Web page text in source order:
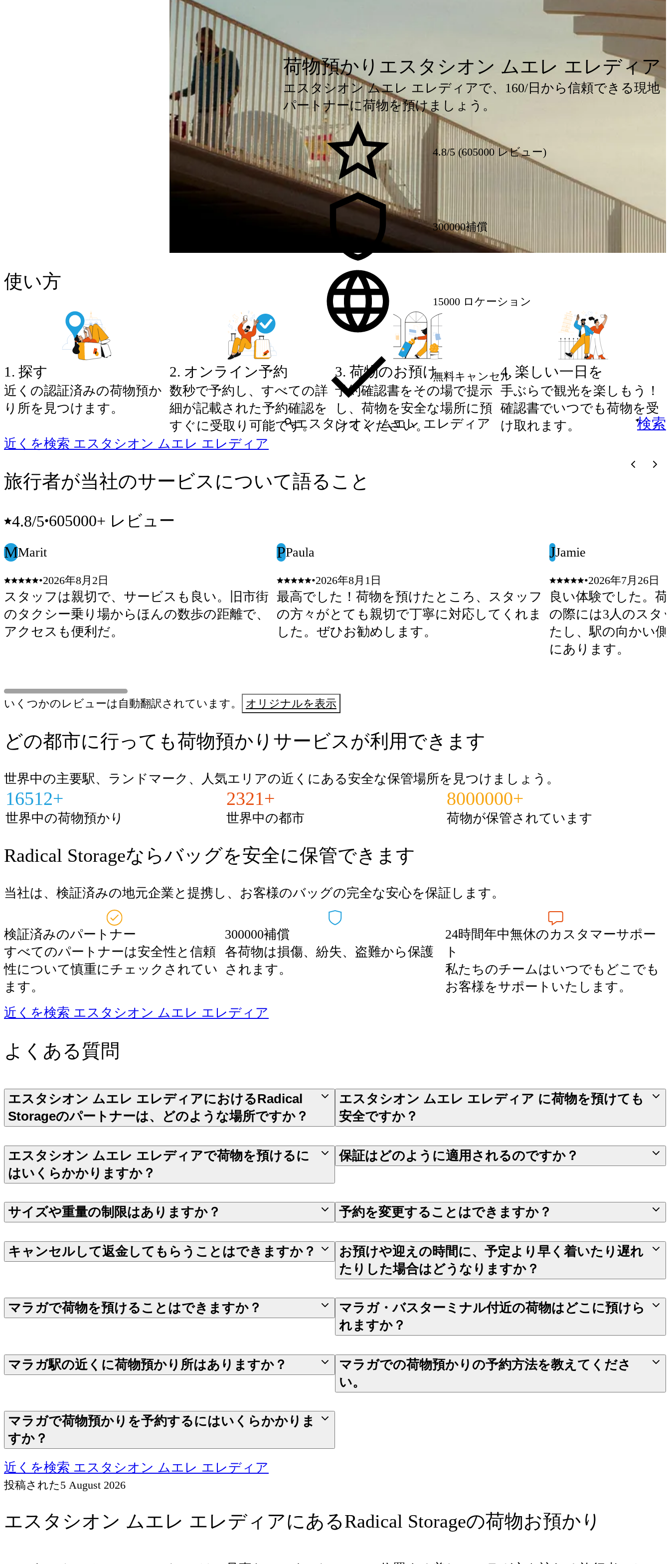
荷物預かりエスタシオン ムエレ エレディア
エスタシオン ムエレ エレディアで、160/日から信頼できる現地
パートナーに荷物を預けましょう。
4.8/5 (605000 レビュー)
300000補償
15000 ロケーション
無料キャンセル
検索
使い方
1 . 探す
近くの認証済みの荷物預か
り所を見つけます。
2. オンライン予約
数秒で予約し、すべての詳
細が記載された予約確認を
すぐに受取り可能です。
3. 荷物のお預け
予約確認書をその場で提示
し、荷物を安全な場所に預
けてください。
4. 楽しい一日を
手ぶらで観光を楽しもう！
確認書でいつでも荷物を受
け取れます。
近くを検索 エスタシオン ムエレ エレディア
旅行者が当社のサービスについて語ること
4.8/5•605000+ レビュー
MMarit
•2026年8月2日
スタッフは親切で、サービスも良い。旧市街
のタクシー乗り場からほんの数歩の距離で、
アクセスも便利だ。
PPaula
•2026年8月1日
最高でした！荷物を預けたところ、スタッフ
の方々がとても親切で丁寧に対応してくれま
した。ぜひお勧めします。
JJamie
•2026年7月26日
良い体験でした。
の際には3人のスタ
たし、駅の向かい
にあります。
いくつかのレビューは自動翻訳されています。 オリジナルを表示
どの都市に行っても荷物預かりサービスが利用できます
世界中の主要駅、ランドマーク、人気エリアの近くにある安全な保管場所を見つけましょう。
16512+
世界中の荷物預かり
2321+
世界中の都市
8000000+
荷物が保管されています
Radical Storageならバッグを安全に保管できます
当社は、検証済みの地元企業と提携し、お客様のバッグの完全な安心を保証します。
検証済みのパートナー
すべてのパートナーは安全性と信頼
性について慎重にチェックされてい
ます。
300000補償
各荷物は損傷、紛失、盗難から保護
されます。
24時間年中無休のカスタマーサポー
ト
私たちのチームはいつでもどこでも
お客様をサポートいたします。
近くを検索 エスタシオン ムエレ エレディア
よくある質問
エスタシオン ムエレ エレディアにおけるRadical
Storageのパートナーは、どのような場所ですか？
エスタシオン ムエレ エレディア に荷物を預けても
安全ですか？
エスタシオン ムエレ エレディアで荷物を預けるに
はいくらかかりますか？
保証はどのように適用されるのですか？
サイズや重量の制限はありますか？ 予約を変更することはできますか？
キャンセルして返金してもらうことはできますか？
お預けや迎えの時間に、予定より早く着いたり遅れ
たりした場合はどうなりますか？
マラガで荷物を預けることはできますか？
マラガ・バスターミナル付近の荷物はどこに預けら
れますか？
マラガ駅の近くに荷物預かり所はありますか？
マラガでの荷物預かりの予約方法を教えてくださ
い。
マラガで荷物預かりを予約するにはいくらかかりま
すか？
近くを検索 エスタシオン ムエレ エレディア
投稿された 5 August 2026
エスタシオン ムエレ エレディアにあるRadical Storageの荷物お預かり